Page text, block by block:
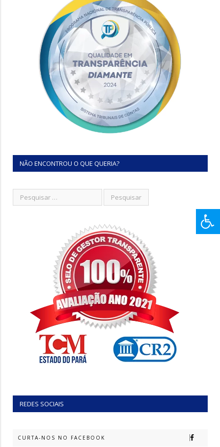
NÃO ENCONTROU O QUE QUERIA?
REDES SOCIAIS
CURTA-NOS NO FACEBOOK